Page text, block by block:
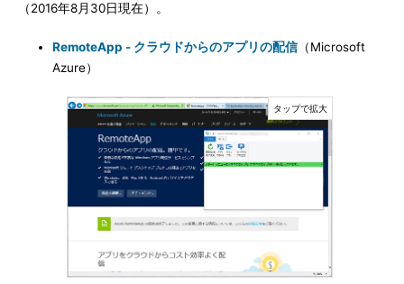
（2016年8月30日現在）。
RemoteApp - クラウドからのアプリの配信（Microsoft
Azure）